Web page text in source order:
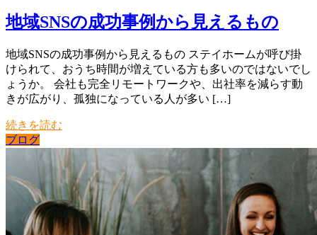
地域SNSの成功事例から見えるもの
地域SNSの成功事例から見えるもの ステイホームが呼び掛
けられて、おうち時間が増えている方も多いのではないでし
ょうか。 会社も完全リモートワークや、出社率を減らす動
きが広がり、孤独になっている人が多い […]
続きを読む
ブログ